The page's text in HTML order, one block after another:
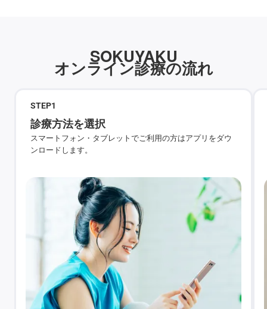
SOKUYAKU
オンライン診療の流れ
STEP1
診療方法を選択
スマートフォン・タブレットでご利用の方はアプリをダウ
ンロードします。